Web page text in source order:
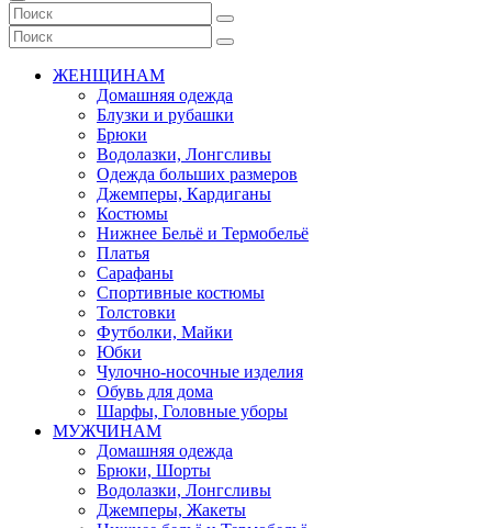
ЖЕНЩИНАМ
Домашняя одежда
Блузки и рубашки
Брюки
Водолазки, Лонгсливы
Одежда больших размеров
Джемперы, Кардиганы
Костюмы
Нижнее Бельё и Термобельё
Платья
Сарафаны
Спортивные костюмы
Толстовки
Футболки, Майки
Юбки
Чулочно-носочные изделия
Обувь для дома
Шарфы, Головные уборы
МУЖЧИНАМ
Домашняя одежда
Брюки, Шорты
Водолазки, Лонгсливы
Джемперы, Жакеты